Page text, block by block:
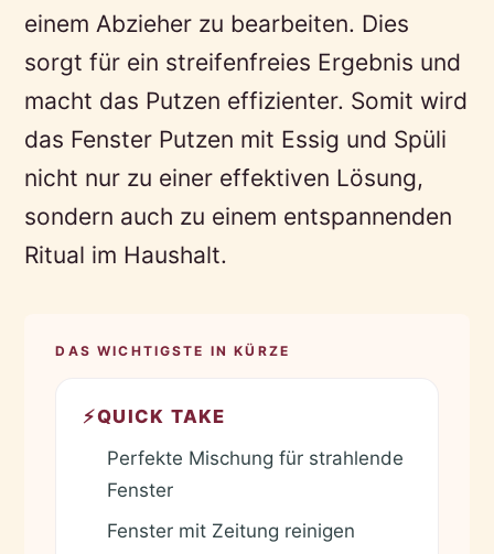
einem Abzieher zu bearbeiten. Dies
sorgt für ein streifenfreies Ergebnis und
macht das Putzen effizienter. Somit wird
das Fenster Putzen mit Essig und Spüli
nicht nur zu einer effektiven Lösung,
sondern auch zu einem entspannenden
Ritual im Haushalt.
DAS WICHTIGSTE IN KÜRZE
⚡QUICK TAKE
Perfekte Mischung für strahlende
Fenster
Fenster mit Zeitung reinigen